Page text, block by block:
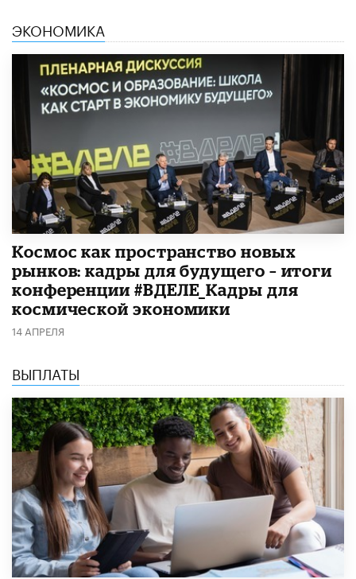
ЭКОНОМИКА
Космос как пространство новых
рынков: кадры для будущего – итоги
конференции #ВДЕЛЕ_Кадры для
космической экономики
14 АПРЕЛЯ
ВЫПЛАТЫ